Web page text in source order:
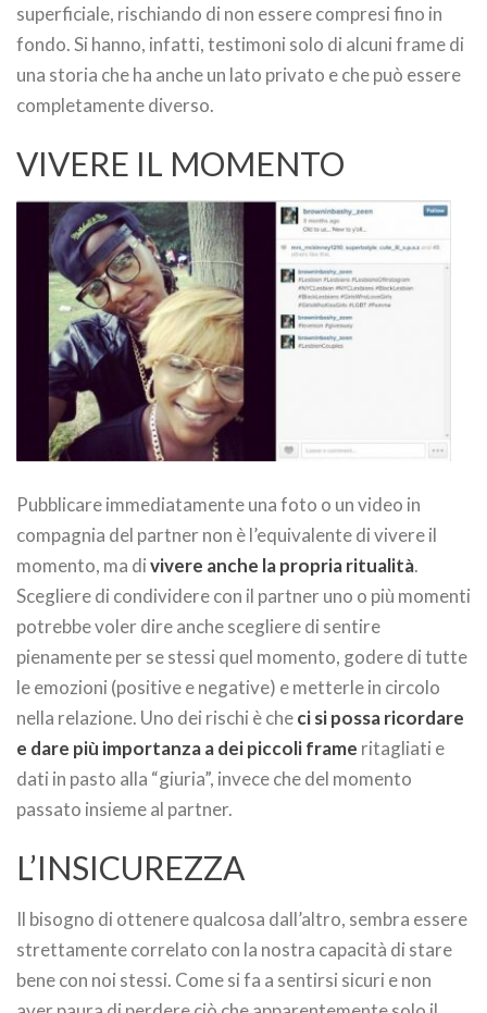
superficiale, rischiando di non essere compresi fino in
fondo. Si hanno, infatti, testimoni solo di alcuni frame di
una storia che ha anche un lato privato e che può essere
completamente diverso.
VIVERE IL MOMENTO
Pubblicare immediatamente una foto o un video in
compagnia del partner non è l’equivalente di vivere il
momento, ma divivere anche la propria ritualità.
Scegliere di condividere con il partner uno o più momenti
potrebbe voler dire anche scegliere di sentire
pienamente per se stessi quel momento, godere di tutte
le emozioni (positive e negative) e metterle in circolo
nella relazione. Uno dei rischi è checi si possa ricordare
e dare più importanza a dei piccoli frame ritagliati e
dati in pasto alla “giuria”, invece che del momento
passato insieme al partner.
L’INSICUREZZA
Il bisogno di ottenere qualcosa dall’altro, sembra essere
strettamente correlato con la nostra capacità di stare
bene con noi stessi. Come si fa a sentirsi sicuri e non